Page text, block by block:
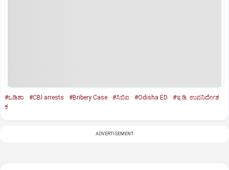
#ಒಡಿಶಾ #CBI arrests #Bribery Case #ಸಿಬಿಐ #Odisha ED
#ಇ.ಡಿ. ಉಪನಿರ್ದೇಶ
ಕ
ADVERTISEMENT